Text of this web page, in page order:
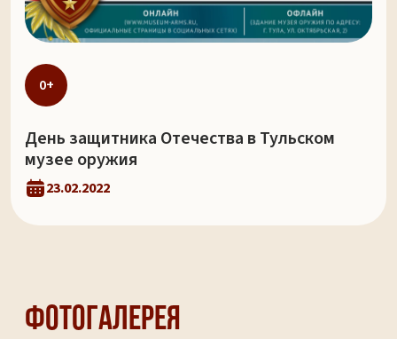
0+
День защитника Отечества в Тульском
музее оружия
23.02.2022
Фотогалерея